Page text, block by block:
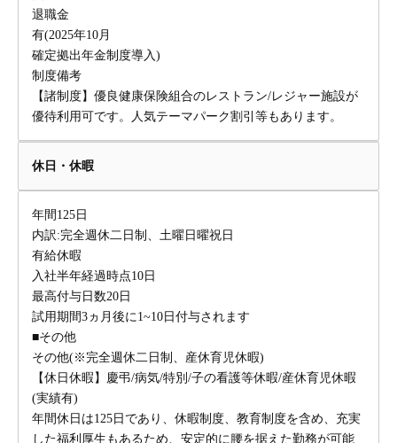
退職金
有(2025年10月
確定拠出年金制度導入)
制度備考
【諸制度】優良健康保険組合のレストラン/レジャー施設が
優待利用可です。人気テーマパーク割引等もあります。
休日・休暇
年間125日
内訳:完全週休二日制、土曜日曜祝日
有給休暇
入社半年経過時点10日
最高付与日数20日
試用期間3ヵ月後に1~10日付与されます
■その他
その他(※完全週休二日制、産休育児休暇)
【休日休暇】慶弔/病気/特別/子の看護等休暇/産休育児休暇
(実績有)
年間休日は125日であり、休暇制度、教育制度を含め、充実
した福利厚生もあるため、安定的に腰を据えた勤務が可能